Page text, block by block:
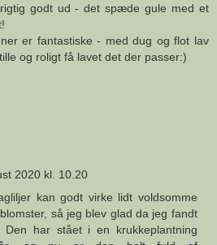
godt ud - det spæde gule med et
er fantastiske - med dug og flot lav
og roligt få lavet det der passer:)
2020 kl. 10.20
kan godt virke lidt voldsomme
så jeg blev glad da jeg fandt
Den har stået i en krukkeplantning